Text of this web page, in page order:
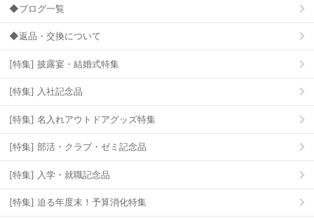
◆ブログ一覧
◆返品・交換について
[特集] 披露宴・結婚式特集
[特集] 入社記念品
[特集] 名入れアウトドアグッズ特集
[特集] 部活・クラブ・ゼミ記念品
[特集] 入学・就職記念品
[特集] 迫る年度末！予算消化特集